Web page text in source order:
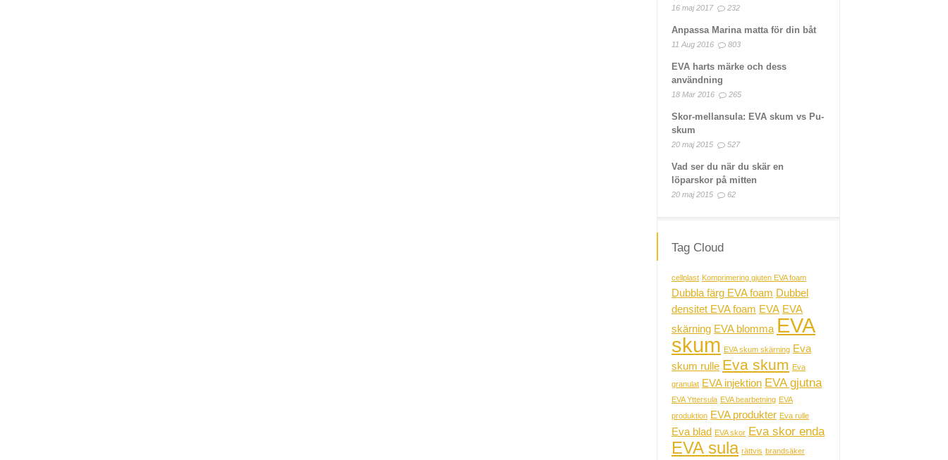
16 maj 2017 232
Anpassa Marina matta för din båt
11 Aug 2016 803
EVA harts märke och dess
användning
18 Mar 2016 265
Skor-mellansula: EVA skum vs Pu-
skum
20 maj 2015 527
Vad ser du när du skär en
löparskor på mitten
20 maj 2015 62
Tag Cloud
cellplast Komprimering gjuten EVA foam
Dubbla färg EVA foam Dubbel
densitet EVA foam EVA EVA
skärning EVA blomma EVA
skum EVA skum skärning Eva
skum rulle Eva skum Eva
granulat EVA injektion EVA gjutna
EVA Yttersula EVA bearbetning EVA
produktion EVA produkter Eva rulle
Eva blad EVA skor Eva skor enda
EVA sula rättvis brandsäker